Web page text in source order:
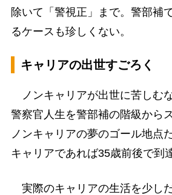
除いて「警視正」まで。警部補
るケースも珍しくない。
キャリアの出世すごろく
ノンキャリアが出世に苦しむ
警察官人生を警部補の階級から
ノンキャリアの夢のゴール地点
キャリアであれば35歳前後で到
実際のキャリアの生活を少し